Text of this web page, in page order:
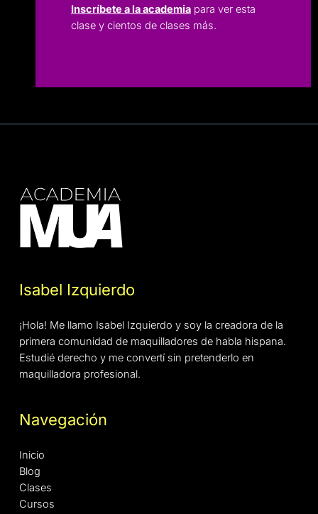
Inscríbete a la academia para ver esta
clase y cientos de clases más.
Isabel Izquierdo
¡Hola! Me llamo Isabel Izquierdo y soy la creadora de la
primera comunidad de maquilladores de habla hispana.
Estudié derecho y me convertí sin pretenderlo en
maquilladora profesional.
Navegación
Inicio
Blog
Clases
Cursos